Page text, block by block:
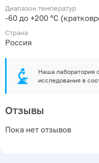
Диапазон температур
-60 до +200 °С
Страна
Россия
Наша лаборатория
исследования в
Отзывы
Пока нет отзывов